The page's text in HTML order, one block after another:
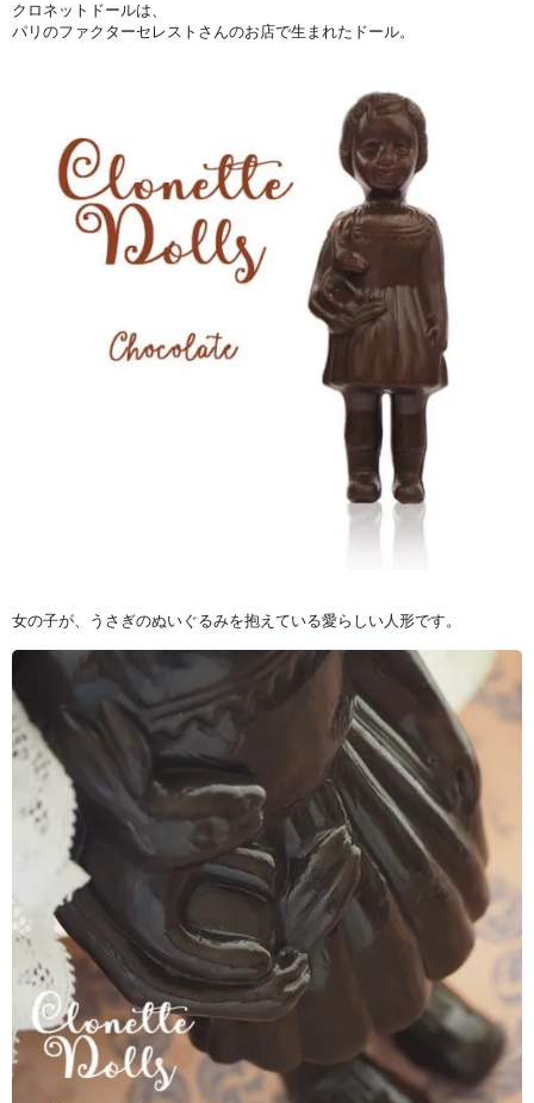
クロネットドールは、
パリのファクターセレストさんのお店で生まれたドール。
女の子が、うさぎのぬいぐるみを抱えている愛らしい人形です。